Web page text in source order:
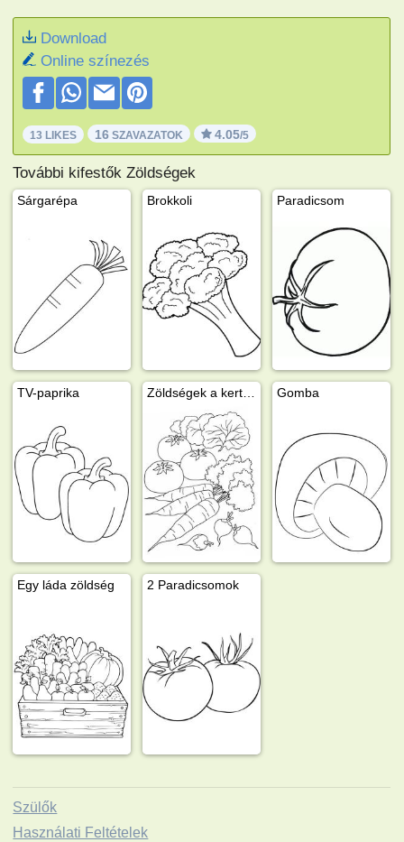
Download
Online színezés
13 LIKES 16 SZAVAZATOK 4.05/5
További kifestők Zöldségek
Sárgarépa Brokkoli Paradicsom
TV-paprika Gomba
Egy láda zöldség 2 Paradicsomok
Szülők
Használati Feltételek